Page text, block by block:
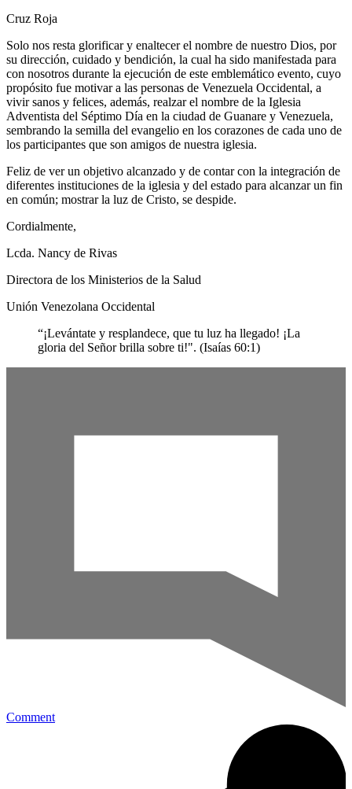
Cruz Roja
Solo nos resta glorificar y enaltecer el nombre de nuestro Dios, por
su dirección, cuidado y bendición, la cual ha sido manifestada para
con nosotros durante la ejecución de este emblemático evento, cuyo
propósito fue motivar a las personas de Venezuela Occidental, a
vivir sanos y felices, además, realzar el nombre de la Iglesia
Adventista del Séptimo Día en la ciudad de Guanare y Venezuela,
sembrando la semilla del evangelio en los corazones de cada uno de
los participantes que son amigos de nuestra iglesia.
Feliz de ver un objetivo alcanzado y de contar con la integración de
diferentes instituciones de la iglesia y del estado para alcanzar un fin
en común; mostrar la luz de Cristo, se despide.
Cordialmente,
Lcda. Nancy de Rivas
Directora de los Ministerios de la Salud
Unión Venezolana Occidental
“¡Levántate y resplandece, que tu luz ha llegado! ¡La
gloria del Señor brilla sobre ti!". (Isaías 60:1)
Comment